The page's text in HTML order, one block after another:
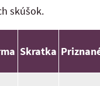
skúšok.
Skratka